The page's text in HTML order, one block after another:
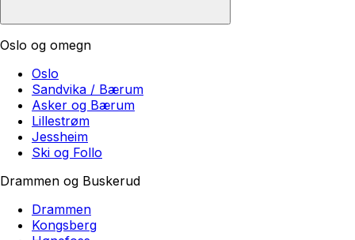
Oslo og omegn
Oslo
Sandvika / Bærum
Asker og Bærum
Lillestrøm
Jessheim
Ski og Follo
Drammen og Buskerud
Drammen
Kongsberg